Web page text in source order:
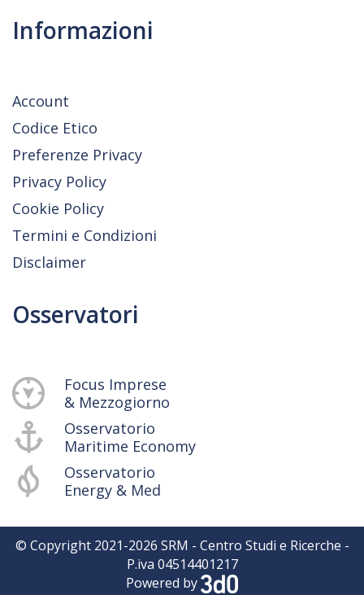
Informazioni
Account
Codice Etico
Preferenze Privacy
Privacy Policy
Cookie Policy
Termini e Condizioni
Disclaimer
Osservatori
Focus Imprese
& Mezzogiorno
Osservatorio
Maritime Economy
Osservatorio
Energy & Med
© Copyright 2021-2026 SRM - Centro Studi e Ricerche -
P.iva 04514401217
Powered by